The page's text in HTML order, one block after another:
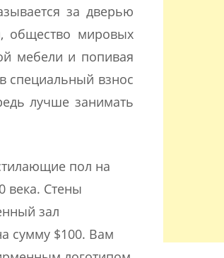
за дверью
общество мировых
мебели и попивая
специальный взнос
лучше занимать
пол на
века. Стены
зал
сумму $100. Вам